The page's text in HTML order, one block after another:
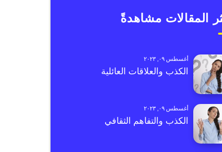
المقالات مشاهدةً
أغسطس ٠٩, ٢٠٢٣
الكذب والعلاقات العائلية
أغسطس ٠٩, ٢٠٢٣
الكذب والتفاهم الثقافي